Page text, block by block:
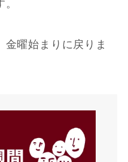
金曜始まりに戻りま